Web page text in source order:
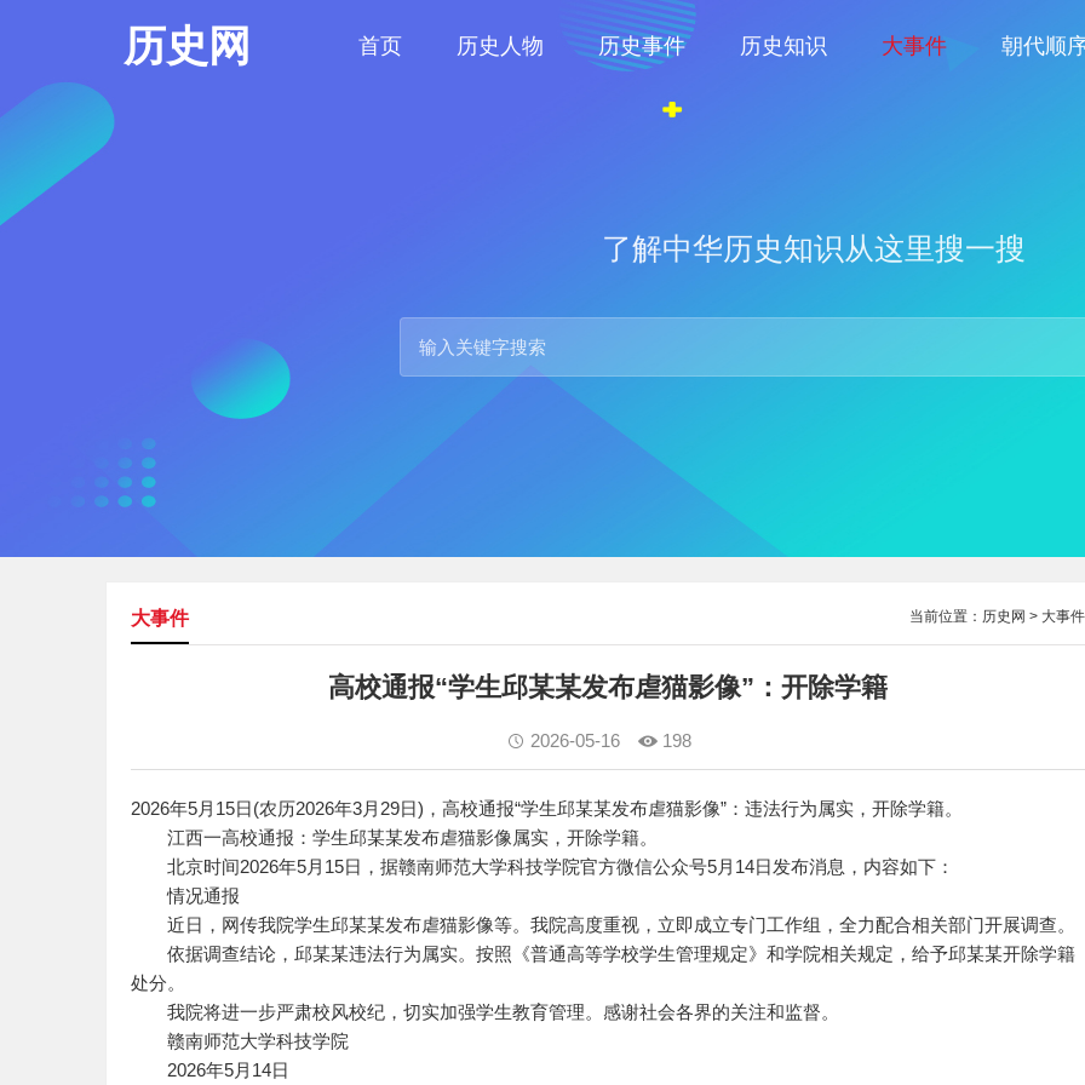
历史网 首页 历史人物 历史事件 历史知识 大事件 朝代顺
了解中华历史知识从这里搜一搜
当前位置： 历史网 > 大事件
大事件
高校通报“学生邱某某发布虐猫影像”：开除学籍
2026-05-16 198
2026年5月15日(农历2026年3月29日)，高校通报“学生邱某某发布虐猫影像”：违法行为属实，开除学籍。
江西一高校通报：学生邱某某发布虐猫影像属实，开除学籍。
北京时间2026年5月15日，据赣南师范大学科技学院官方微信公众号5月14日发布消息，内容如下：
情况通报
近日，网传我院学生邱某某发布虐猫影像等。我院高度重视，立即成立专门工作组，全力配合相关部门开展调查。
依据调查结论，邱某某违法行为属实。按照《普通高等学校学生管理规定》和学院相关规定，给予邱某某开除学籍
处分。
我院将进一步严肃校风校纪，切实加强学生教育管理。感谢社会各界的关注和监督。
赣南师范大学科技学院
2026年5月14日